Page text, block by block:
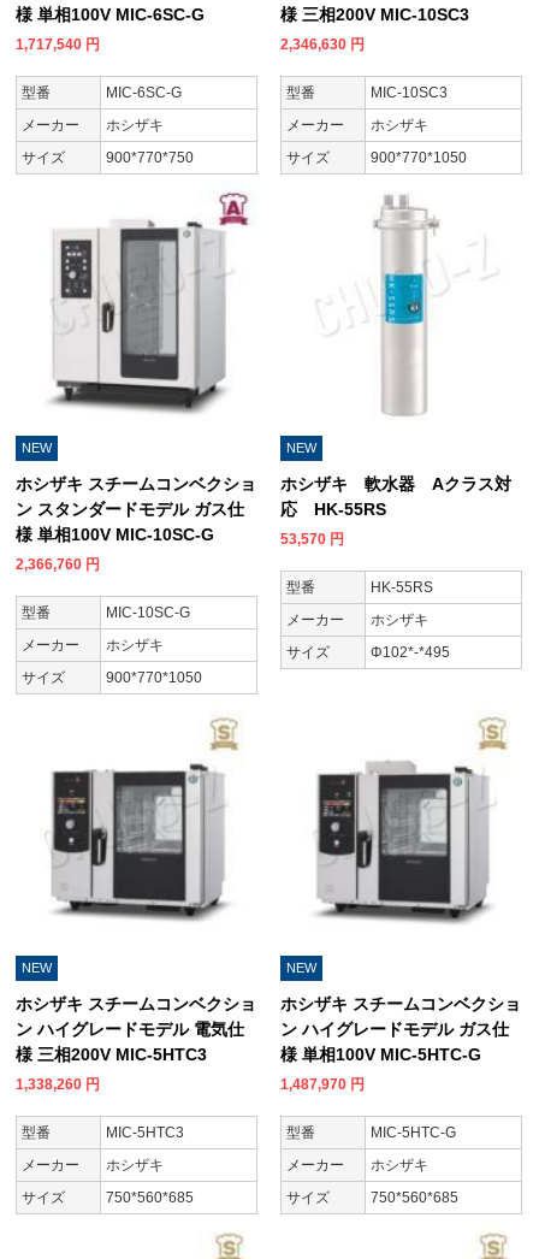
様 単相100V MIC-6SC-G
1,717,540 円
型番
MIC-6SC-G
メーカー
ホシザキ
サイズ
900*770*750
様 三相200V MIC-10SC3
2,346,630 円
型番
MIC-10SC3
メーカー
ホシザキ
サイズ
900*770*1050
NEW
ホシザキ スチームコンベクショ
ン スタンダードモデル ガス仕
様 単相100V MIC-10SC-G
2,366,760 円
型番
MIC-10SC-G
メーカー
ホシザキ
サイズ
900*770*1050
NEW
ホシザキ 軟水器 Aクラス対
応 HK-55RS
53,570 円
型番
HK-55RS
メーカー
ホシザキ
サイズ
Φ102*-*495
NEW
ホシザキ スチームコンベクショ
ン ハイグレードモデル 電気仕
様 三相200V MIC-5HTC3
1,338,260 円
型番
MIC-5HTC3
メーカー
ホシザキ
サイズ
750*560*685
NEW
ホシザキ スチームコンベクショ
ン ハイグレードモデル ガス仕
様 単相100V MIC-5HTC-G
1,487,970 円
型番
MIC-5HTC-G
メーカー
ホシザキ
サイズ
750*560*685